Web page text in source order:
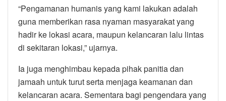
“Pengamanan humanis yang kami lakukan adalah
guna memberikan rasa nyaman masyarakat yang
hadir ke lokasi acara, maupun kelancaran lalu lintas
di sekitaran lokasi,” ujarnya.
Ia juga menghimbau kepada pihak panitia dan
jamaah untuk turut serta menjaga keamanan dan
kelancaran acara. Sementara bagi pengendara yang